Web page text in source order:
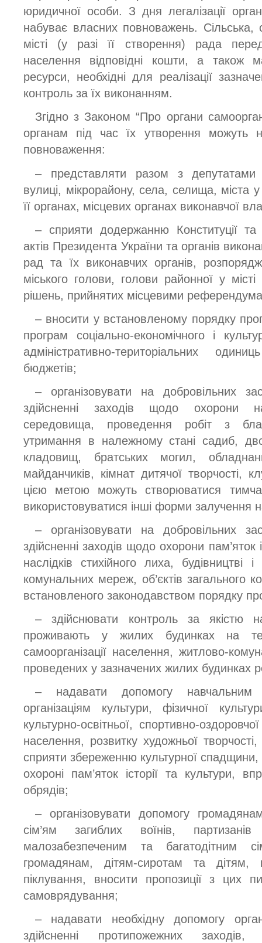
юридичної особи. З дня легалізації
набуває власних повноважень.
місті (у разі її створення) рада
населення відповідні кошти, а також
ресурси, необхідні для реалізації
контроль за їх виконанням.
Згідно з Законом “Про органи
органам під час їх утворення можуть
повноваження:
– представляти разом з депутатами
вулиці, мікрорайону, села, селища, міста у
її органах, місцевих органах виконавчої
– сприяти додержанню Конституції та
актів Президента України та органів
рад та їх виконавчих органів,
міського голови, голови районної у
рішень, прийнятих місцевими
– вносити у встановленому порядку
програм соціально-економічного і
адміністративно-територіальних
бюджетів;
– організовувати на добровільних
здійсненні заходів щодо охорони
середовища, проведення робіт з
утримання в належному стані садиб,
кладовищ, братських могил,
майданчиків, кімнат дитячої творчості,
цією метою можуть створюватися
використовуватися інші форми залучення
– організовувати на добровільних
здійсненні заходів щодо охорони пам’яток
наслідків стихійного лиха, будівництві
комунальних мереж, об’єктів загального
встановленого законодавством порядку
– здійснювати контроль за якістю
проживають у жилих будинках на
самоорганізації населення, житлово-
проведених у зазначених жилих будинках
– надавати допомогу
організаціям культури, фізичної
культурно-освітньої, спортивно-
населення, розвитку художньої
сприяти збереженню культурної спадщини,
охороні пам’яток історії та культури,
обрядів;
– організовувати допомогу
сім’ям загиблих воїнів, партизанів
малозабезпеченим та багатодітним
громадянам, дітям-сиротам та дітям,
піклування, вносити пропозиції з цих
самоврядування;
– надавати необхідну допомогу
здійсненні протипожежних заходів,